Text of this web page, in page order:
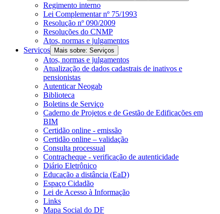
Regimento interno
Lei Complementar nº 75/1993
Resolução nº 090/2009
Resoluções do CNMP
Atos, normas e julgamentos
Serviços
Mais sobre: Serviços
Atos, normas e julgamentos
Atualização de dados cadastrais de inativos e
pensionistas
Autenticar Neogab
Biblioteca
Boletins de Serviço
Caderno de Projetos e de Gestão de Edificações em
BIM
Certidão online - emissão
Certidão online – validação
Consulta processual
Contracheque - verificação de autenticidade
Diário Eletrônico
Educação a distância (EaD)
Espaço Cidadão
Lei de Acesso à Informação
Links
Mapa Social do DF